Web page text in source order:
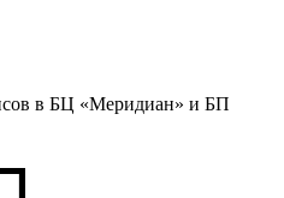
в БЦ «Меридиан» и БП